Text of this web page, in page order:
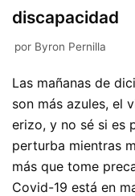
discapacidad
por Byron Pernilla
Las mañanas de
son más azules, el
erizo, y no sé si es
perturba mientras
más que tome
Covid-19 está en